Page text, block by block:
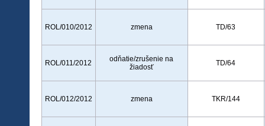
ROL/010/2012 zmena TD/63
ROL/011/2012
odňatie/zrušenie na
žiadosť
TD/64
ROL/012/2012 zmena TKR/144